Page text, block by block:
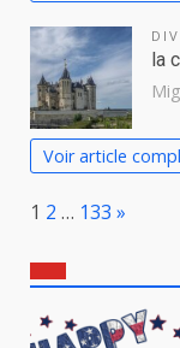
la
Voir article
Page:
1 2 … 133 Next
»